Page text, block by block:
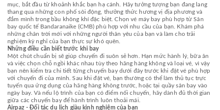
mục, bắt đầu từ khoảnh khắc bạn hạ cánh. Hãy tưởng tượng bạn đang lang
thang qua những con phố sôi động, thưởng thức hương vị địa phương và
đắm mình trong bầu không khí đặc biệt. Chọn vé máy bay phù hợp từ Sân
bay quốc tế Bandaranaike (CMB) phù hợp với nhu cầu của bạn. Khám phá
những chân trời mới với những người thân yêu của bạn và làm cho trải
nghiệm kỳ nghỉ của bạn thực sự khó quên.
Những điều cần biết trước khi bay
Một chút chuẩn bị sẽ giúp chuyến đi suôn sẻ hơn. Hạn mức hành lý, bữa ăn
và việc chọn chỗ ngồi khác nhau tùy theo hãng hàng không và loại vé, vì vậy
bạn nên kiểm tra chi tiết từng chuyến bay dưới đây trước khi đặt vé phù hợp
với chuyến đi của mình. Sau khi đặt vé, bạn thường có thể làm thủ tục trực
tuyến qua ứng dụng của hãng hàng không trước, hoặc tại quầy sân bay vào
ngày bay. Và nếu lộ trình của bạn có điểm nối chuyến, hãy dành đủ thời gian
giữa các chuyến bay để hành trình luôn thoải mái.
Airpaz - Đối tác du lịch giàu kinh nghiệm của bạn